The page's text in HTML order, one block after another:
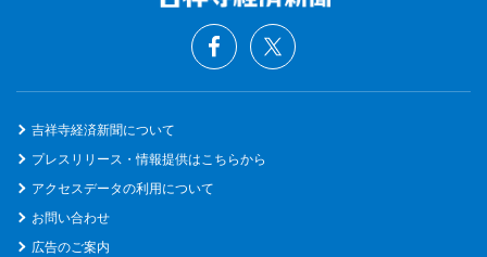
吉祥寺経済新聞について
プレスリリース・情報提供はこちらから
アクセスデータの利用について
お問い合わせ
広告のご案内